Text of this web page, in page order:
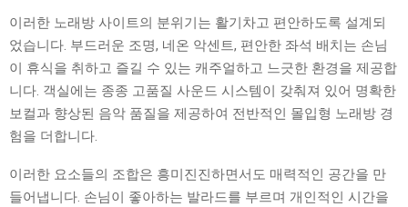
이러한 노래방 사이트의 분위기는 활기차고 편안하도록 설계되
었습니다. 부드러운 조명, 네온 악센트, 편안한 좌석 배치는 손님
이 휴식을 취하고 즐길 수 있는 캐주얼하고 느긋한 환경을 제공합
니다. 객실에는 종종 고품질 사운드 시스템이 갖춰져 있어 명확한
보컬과 향상된 음악 품질을 제공하여 전반적인 몰입형 노래방 경
험을 더합니다.
이러한 요소들의 조합은 흥미진진하면서도 매력적인 공간을 만
들어냅니다. 손님이 좋아하는 발라드를 부르며 개인적인 시간을